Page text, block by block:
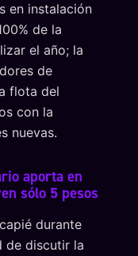
en instalación
de la
el año; la
de
flota del
con la
nuevas.
aporta en
sólo 5 pesos
durante
de discutir la